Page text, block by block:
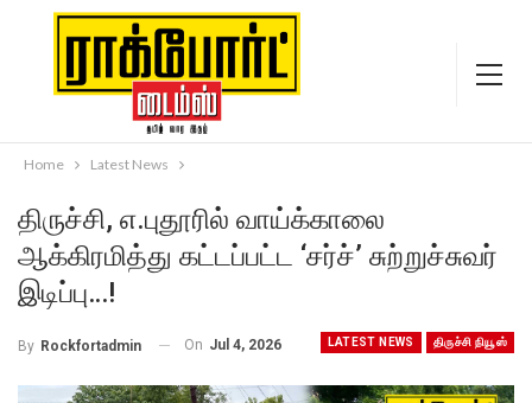
Home Latest News
திருச்சி, எ.புதூரில் வாய்க்காலை
ஆக்கிரமித்து கட்டப்பட்ட ‘சர்ச்’ சுற்றுச்சுவர்
இடிப்பு…!
LATEST NEWS திருச்சி நியூஸ்
By Rockfortadmin On Jul 4, 2026